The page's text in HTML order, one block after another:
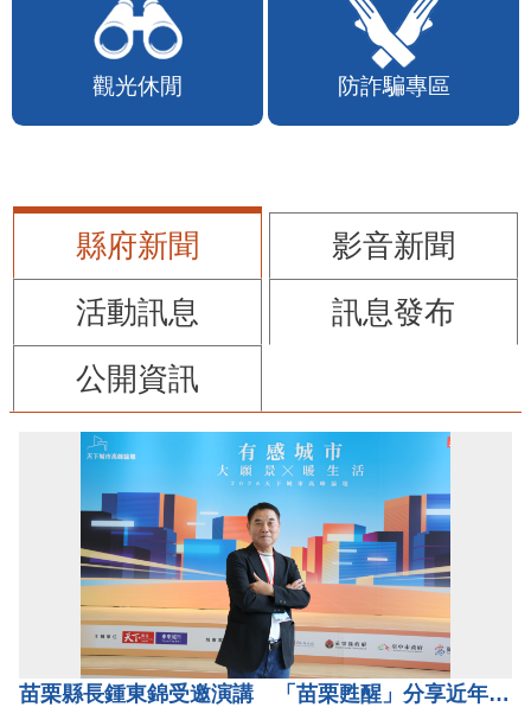
觀光休閒 防詐騙專區
縣府新聞
影音新聞
活動訊息
訊息發布
公開資訊
苗栗縣長鍾東錦受邀演講 「苗栗甦醒」分享近年轉變